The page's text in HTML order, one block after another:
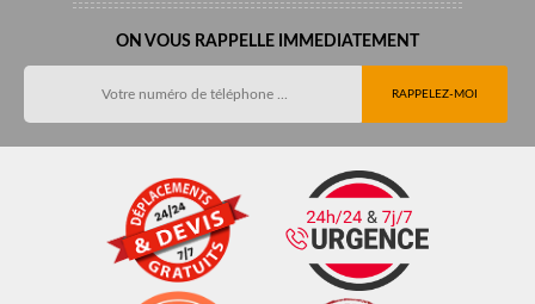
ON VOUS RAPPELLE IMMEDIATEMENT